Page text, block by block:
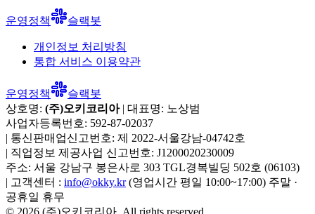
운영정책 슬랙봇
개인정보 처리방침
통합 서비스 이용약관
운영정책
슬랙봇
상호명: (주)오키코리아| 대표명: 노상범
사업자등록번호: 592-87-02037
| 통신판매업신고번호: 제 2022-서울강남-04742호
| 직업정보 제공사업 신고번호: J1200020230009
주소: 서울 강남구 봉은사로 303 TGL경복빌딩 502호 (06103)
| 고객센터 : info@okky.kr (영업시간 평일 10:00~17:00) 주말 ·
공휴일 휴무